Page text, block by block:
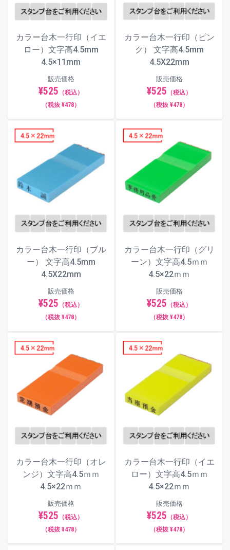
カラー台木一行印（イエ
ロー）文字高4.5mm
4.5×11mm
販売価格
¥525 （税込）
（税抜 ¥478）
カラー台木一行印（ピン
ク） 文字高4.5mm
4.5X22mm
販売価格
¥525 （税込）
（税抜 ¥478）
カラー台木一行印（ブル
ー） 文字高4.5mm
4.5X22mm
販売価格
¥525 （税込）
（税抜 ¥478）
カラー台木一行印（グリ
ーン）文字高4.5ｍｍ
4.5×22ｍｍ
販売価格
¥525 （税込）
（税抜 ¥478）
カラー台木一行印（オレ
ンジ）文字高4.5ｍｍ
4.5×22ｍｍ
販売価格
¥525 （税込）
（税抜 ¥478）
カラー台木一行印（イエ
ロー）文字高4.5ｍｍ
4.5×22ｍｍ
販売価格
¥525 （税込）
（税抜 ¥478）